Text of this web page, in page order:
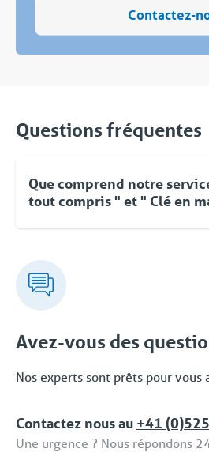
Contactez-
Questions fréquentes
Que comprend notre
tout compris " et " Clé en
fourniture d'équipements.
des conseils d'experts, une
livraison clé en main rapide et
solutions. Même après la mise
pouvez faire appel à Coolworld
Avec notre propre service
nous vous proposons une
ensemble complet de services
compris / Full Service'.
Avez-vous des
Nos experts sont prêts pour vous
Contactez nous au +41
Une urgence ? Nous répondons